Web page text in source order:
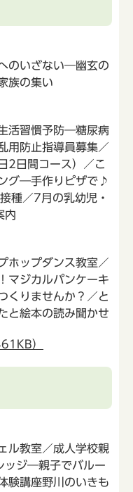
のいざない―幽玄の
族の集い
活習慣予防―糖尿病
用防止指導員募集／
2日間コース）／こ
グ―手作りピザで♪
種／7月の乳幼児・
内
ホップダンス教室／
マジカルパンケーキ
くりませんか？／と
と絵本の読み聞かせ
）
ル教室／成人学校親
ッジ―親子でバルー
験講座野川のいきも